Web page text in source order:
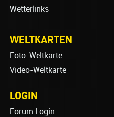
Wetterlinks
WELTKARTEN
Foto-Weltkarte
Video-Weltkarte
LOGIN
Forum Login